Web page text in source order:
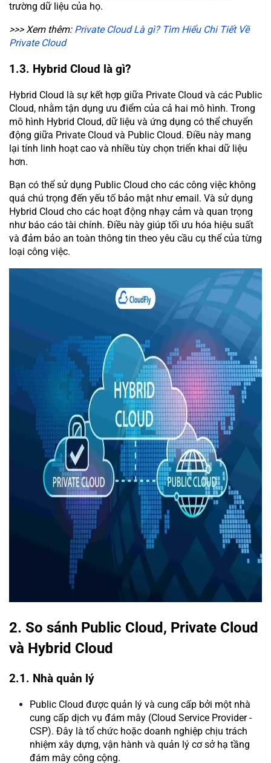
trường dữ liệu của họ.
>>> Xem thêm: Private Cloud Là gì? Tìm Hiểu Chi Tiết Về
Private Cloud
1.3. Hybrid Cloud là gì?
Hybrid Cloud là sự kết hợp giữa Private Cloud và các Public
Cloud, nhằm tận dụng ưu điểm của cả hai mô hình. Trong
mô hình Hybrid Cloud, dữ liệu và ứng dụng có thể chuyển
động giữa Private Cloud và Public Cloud. Điều này mang
lại tính linh hoạt cao và nhiều tùy chọn triển khai dữ liệu
hơn.
Bạn có thể sử dụng Public Cloud cho các công việc không
quá chú trọng đến yếu tố bảo mật như email. Và sử dụng
Hybrid Cloud cho các hoạt động nhạy cảm và quan trọng
như báo cáo tài chính. Điều này giúp tối ưu hóa hiệu suất
và đảm bảo an toàn thông tin theo yêu cầu cụ thể của từng
loại công việc.
2. So sánh Public Cloud, Private Cloud
và Hybrid Cloud
2.1. Nhà quản lý
Public Cloud được quản lý và cung cấp bởi một nhà
cung cấp dịch vụ đám mây (Cloud Service Provider -
CSP). Đây là tổ chức hoặc doanh nghiệp chịu trách
nhiệm xây dựng, vận hành và quản lý cơ sở hạ tầng
đám mây công cộng.